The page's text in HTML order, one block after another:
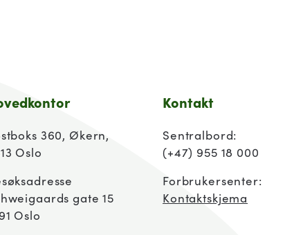
360, Økern,
Oslo
gate 15
Oslo
Kontakt
Sentralbord:
(+47) 955 18 000
Forbrukersenter:
Kontaktskjema